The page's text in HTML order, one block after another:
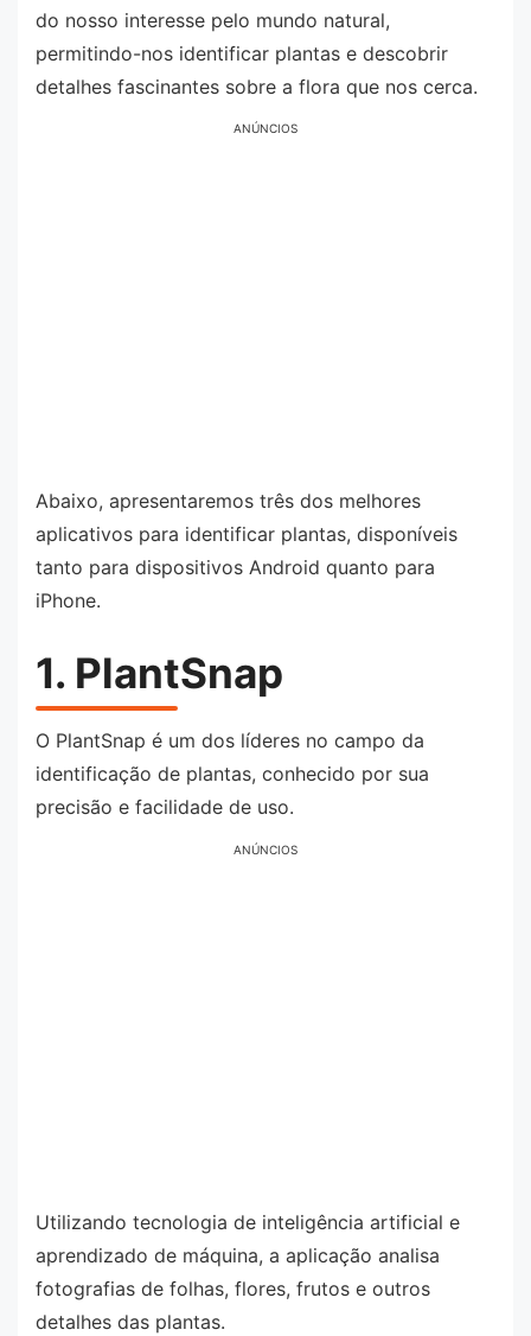
do nosso interesse pelo mundo natural,
permitindo-nos identificar plantas e descobrir
detalhes fascinantes sobre a flora que nos cerca.
ANÚNCIOS
Abaixo, apresentaremos três dos melhores
aplicativos para identificar plantas, disponíveis
tanto para dispositivos Android quanto para
iPhone.
1. PlantSnap
O PlantSnap é um dos líderes no campo da
identificação de plantas, conhecido por sua
precisão e facilidade de uso.
ANÚNCIOS
Utilizando tecnologia de inteligência artificial e
aprendizado de máquina, a aplicação analisa
fotografias de folhas, flores, frutos e outros
detalhes das plantas.